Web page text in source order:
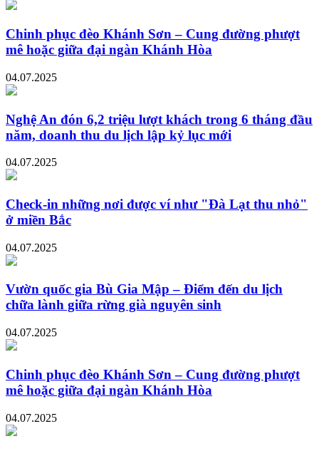
Chinh phục đèo Khánh Sơn – Cung đường phượt
mê hoặc giữa đại ngàn Khánh Hòa
04.07.2025
Nghệ An đón 6,2 triệu lượt khách trong 6 tháng đầu
năm, doanh thu du lịch lập kỷ lục mới
04.07.2025
Check-in những nơi được ví như "Đà Lạt thu nhỏ"
ở miền Bắc
04.07.2025
Vườn quốc gia Bù Gia Mập – Điểm đến du lịch
chữa lành giữa rừng già nguyên sinh
04.07.2025
Chinh phục đèo Khánh Sơn – Cung đường phượt
mê hoặc giữa đại ngàn Khánh Hòa
04.07.2025